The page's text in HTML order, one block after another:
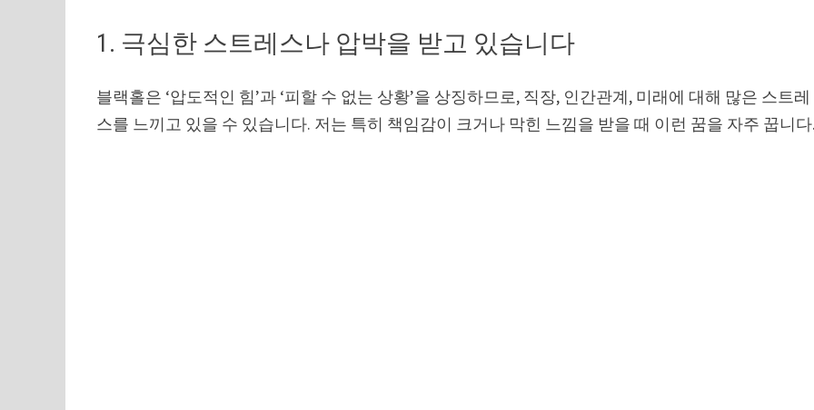
1. 극심한 스트레스나 압박을 받고 있습니다
블랙홀은 ‘압도적인 힘’과 ‘피할 수 없는 상황’을 상징하므로, 직장, 인간관계, 미래에 대해 많은 스트레
스를 느끼고 있을 수 있습니다. 저는 특히 책임감이 크거나 막힌 느낌을 받을 때 이런 꿈을 자주 꿉니